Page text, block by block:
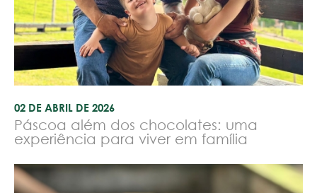
02 DE ABRIL DE 2026
Páscoa além dos chocolates: uma
experiência para viver em família